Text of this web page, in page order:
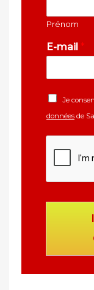
Prénom
E-mail *
Je
données de